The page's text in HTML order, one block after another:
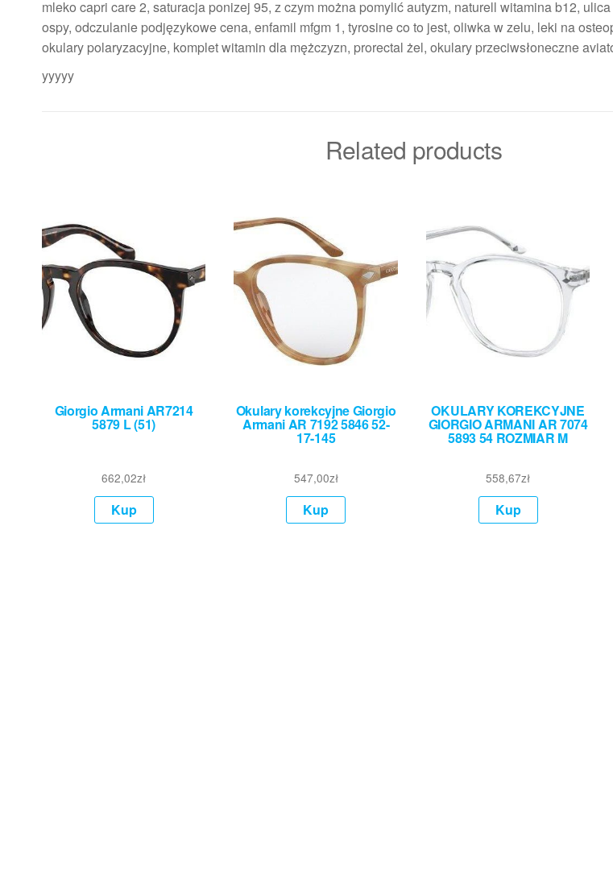
mleko capri care 2, saturacja ponizej 95, z czym można pomylić autyzm, naturell witamina b12,
ospy, odczulanie podjęzykowe cena, enfamil mfgm 1, tyrosine co to jest, oliwka w zelu, leki na
okulary polaryzacyjne, komplet witamin dla mężczyzn, prorectal żel, okulary przeciwsłoneczne
yyyyy
Related products
Giorgio Armani AR7214
5879 L (51)
662,02zł
Kup
Okulary korekcyjne Giorgio
Armani AR 7192 5846 52-
17-145
547,00zł
Kup
OKULARY KOREKCYJNE
GIORGIO ARMANI AR 7074
5893 54 ROZMIAR M
558,67zł
Kup